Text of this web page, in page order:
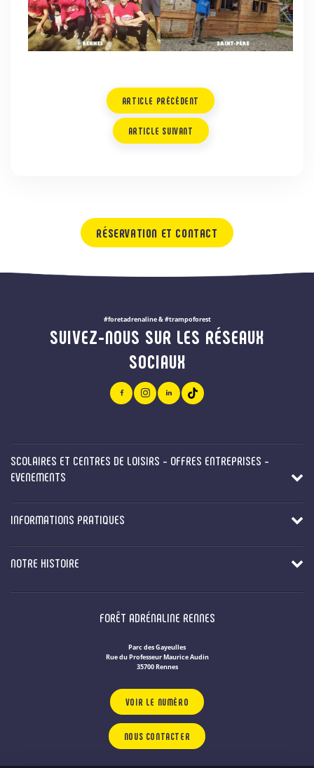
ARTICLE PRÉCÉDENT
ARTICLE SUIVANT
RÉSERVATION ET CONTACT
#foretadrenaline & #trampoforest
SUIVEZ-NOUS SUR LES RÉSEAUX
SOCIAUX
SCOLAIRES ET CENTRES DE LOISIRS - OFFRES ENTREPRISES -
EVENEMENTS
INFORMATIONS PRATIQUES
NOTRE HISTOIRE
FORÊT ADRÉNALINE RENNES
Parc des Gayeulles
Rue du Professeur Maurice Audin
35700 Rennes
VOIR LE NUMÉRO
NOUS CONTACTER